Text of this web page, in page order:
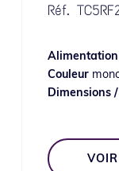
Réf.
Alimentation
Couleur
Dimensions